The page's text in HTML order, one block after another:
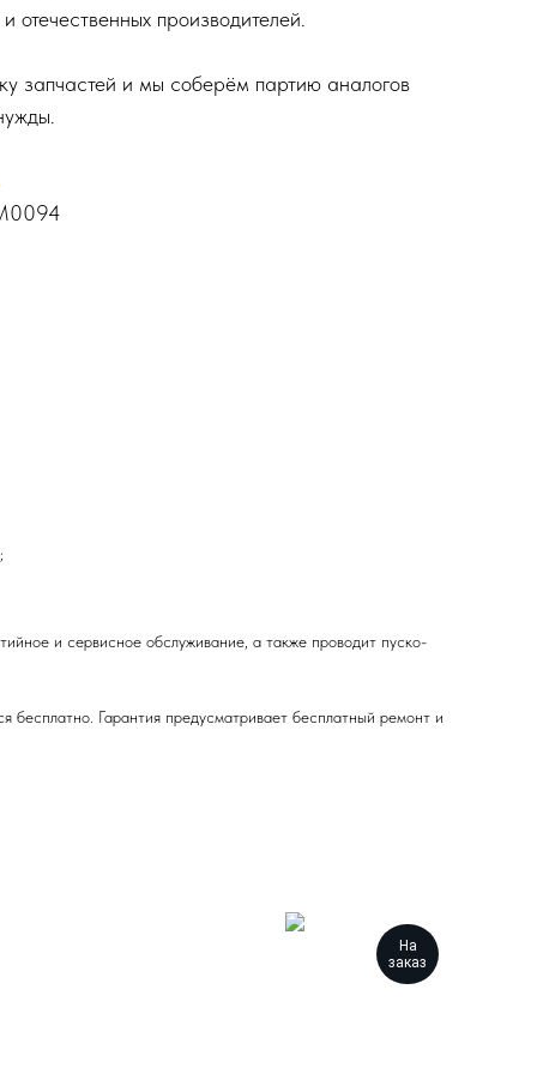
производителей.
запчастей и мы соберём партию аналогов
и сервисное обслуживание, а также проводит пуско-
бесплатно. Гарантия предусматривает бесплатный ремонт и
На
заказ